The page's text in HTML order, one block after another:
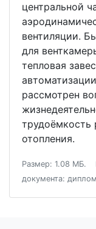
центральной
вентиляции.
для
тепловая
рассмотрен
трудоёмкость
отопления.
Размер: 1.08 МБ.
документа: